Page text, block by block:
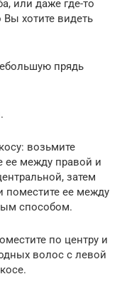
или даже где-то
Вы хотите видеть
прядь
возьмите
ее между правой и
затем
поместите ее между
способом.
по центру и
волос с левой